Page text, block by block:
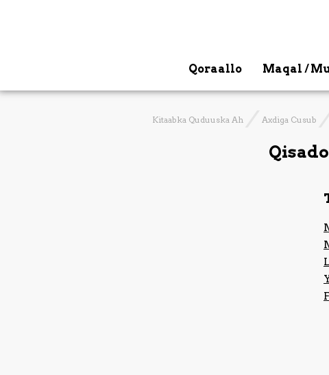
Qoraallo Maqal /
Kitaabka Quduuska Ah Axdiga Cusub